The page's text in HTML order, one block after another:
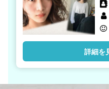
詳細を